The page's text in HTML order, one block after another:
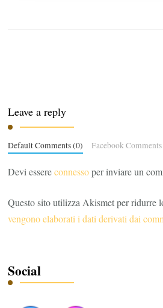
Leave a reply
Default Comments (0) Facebook Comments
Devi essereconnessoper inviare un
Questo sito utilizza Akismet per ridurre
vengono elaborati i dati derivati dai
Social